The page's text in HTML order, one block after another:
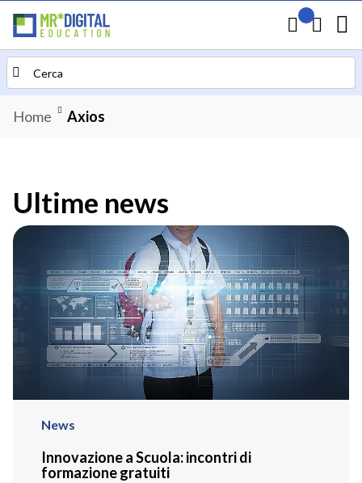
Carrello
Il mio
Search
Home Axios
Ultime news
News
Innovazione a Scuola: incontri di
formazione gratuiti